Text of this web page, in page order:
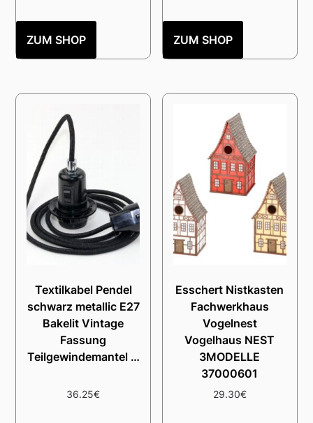
ZUM SHOP ZUM SHOP
Textilkabel Pendel
schwarz metallic E27
Bakelit Vintage
Fassung
Teilgewindemantel …
36.25€
Esschert Nistkasten
Fachwerkhaus
Vogelnest
Vogelhaus NEST
3MODELLE
37000601
29.30€